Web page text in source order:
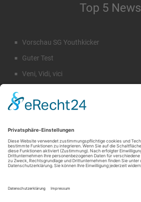
Top 5 News
Vorschau SG Youthkicker
Guter Test
Veni, Vidi, vici
Rückblick Sommercamp
Suche